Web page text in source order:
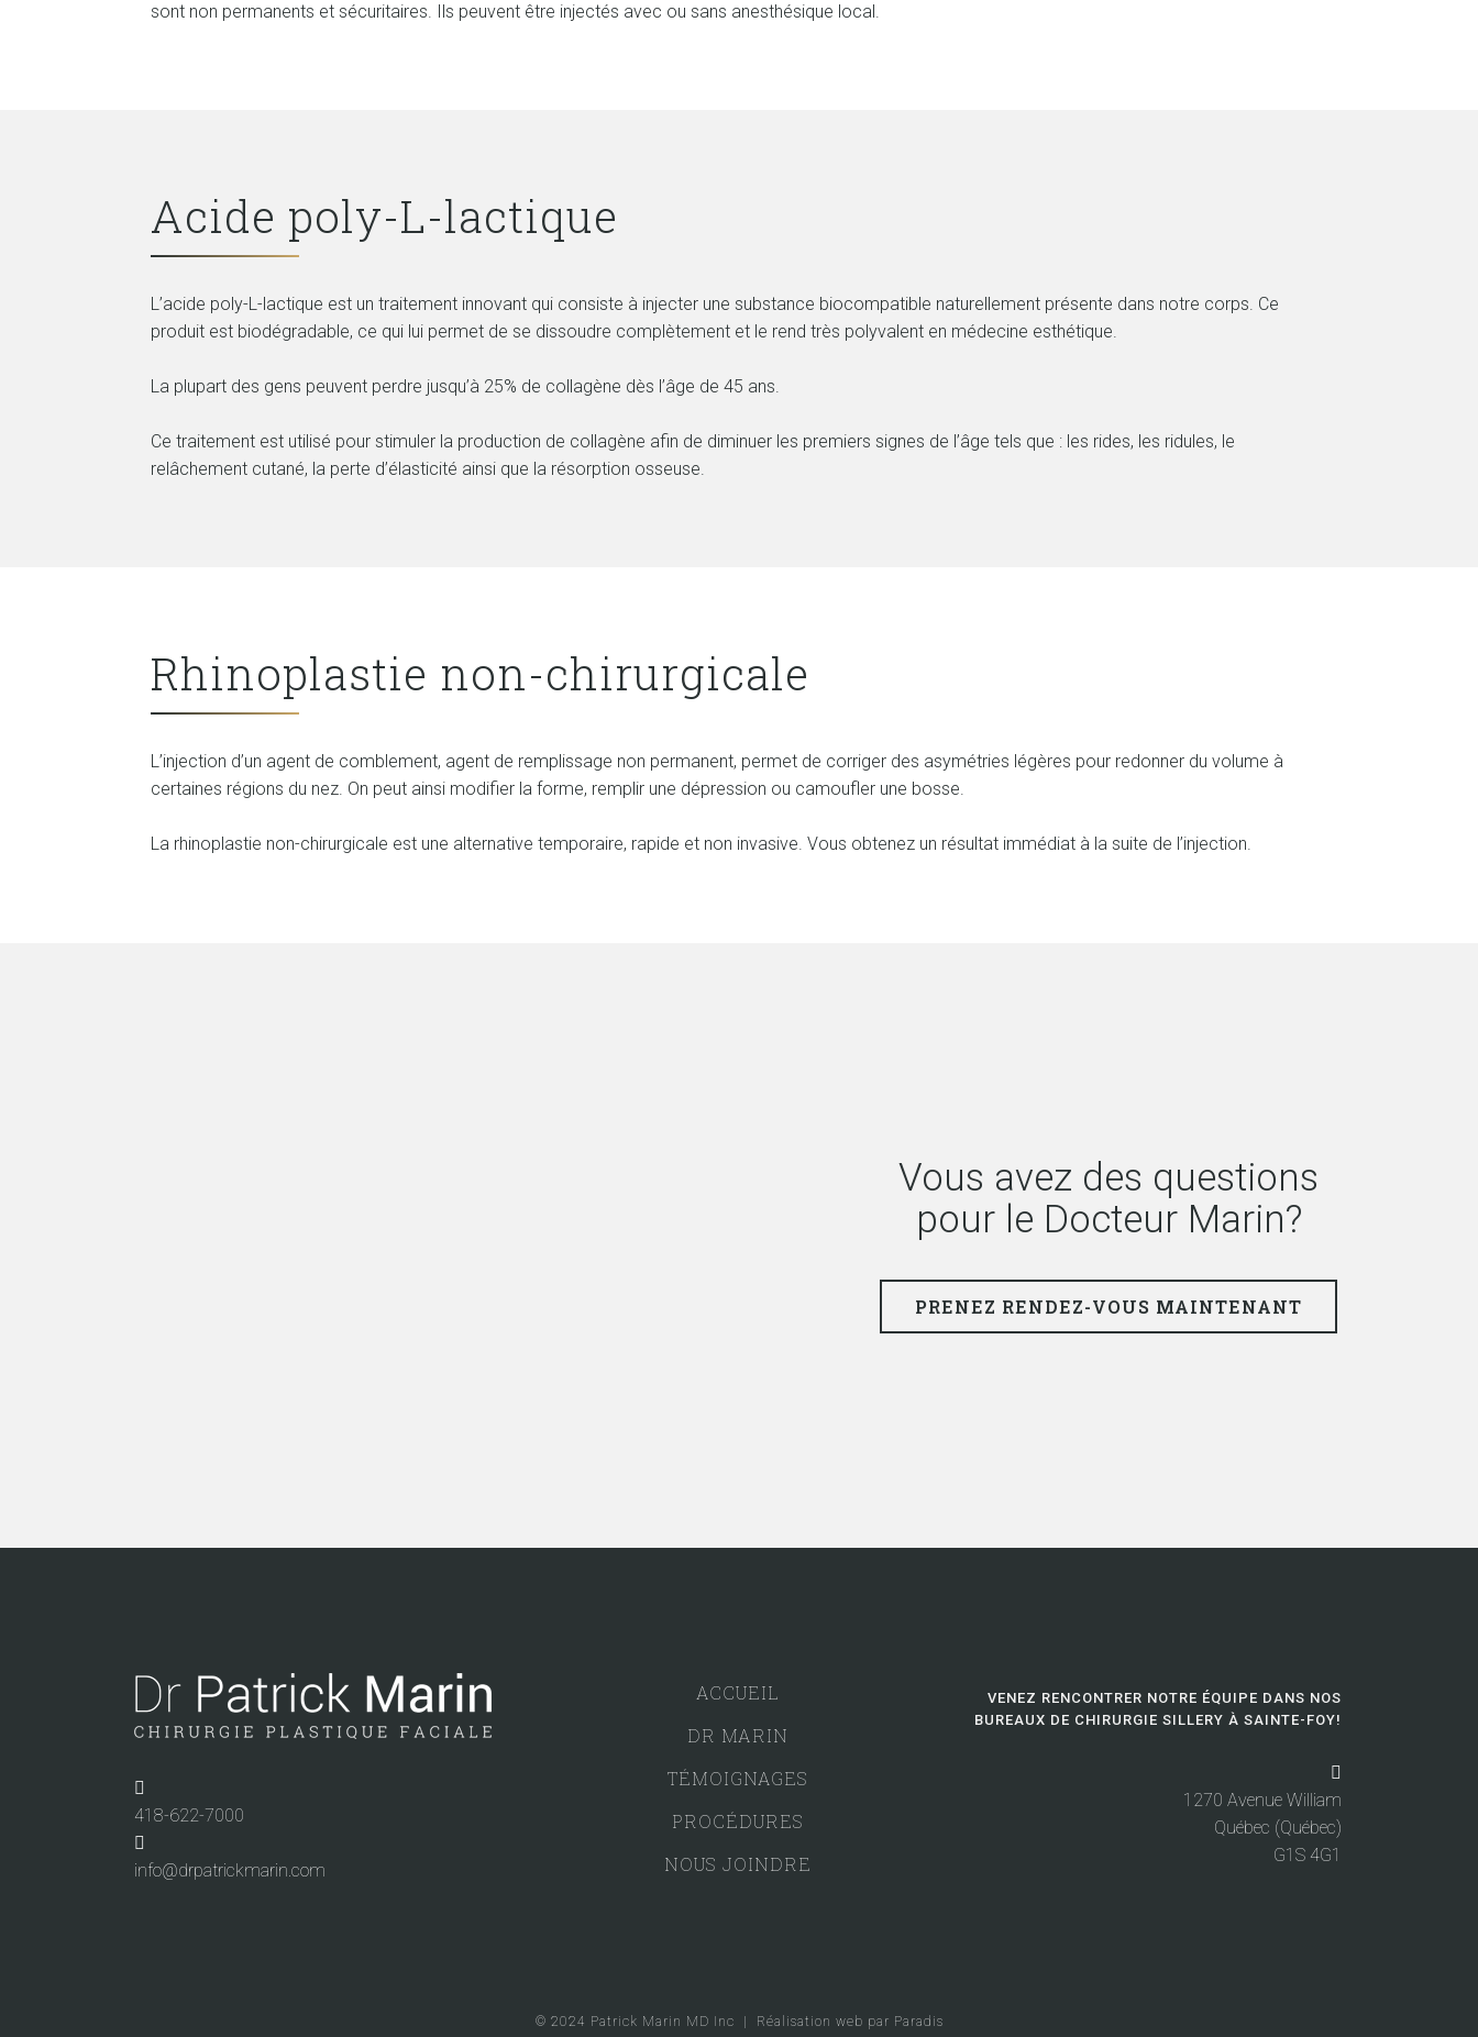
sont non permanents et sécuritaires. Ils peuvent être injectés avec ou sans anesthésique local.
Acide poly-L-lactique
L’acide poly-L-lactique est un traitement innovant qui consiste à injecter une substance biocompatible naturellement présente dans notre corps. Ce
produit est biodégradable, ce qui lui permet de se dissoudre complètement et le rend très polyvalent en médecine esthétique.
La plupart des gens peuvent perdre jusqu’à 25% de collagène dès l’âge de 45 ans.
Ce traitement est utilisé pour stimuler la production de collagène afin de diminuer les premiers signes de l’âge tels que : les rides, les ridules, le
relâchement cutané, la perte d’élasticité ainsi que la résorption osseuse.
Rhinoplastie non-chirurgicale
L’injection d’un agent de comblement, agent de remplissage non permanent, permet de corriger des asymétries légères pour redonner du volume à
certaines régions du nez. On peut ainsi modifier la forme, remplir une dépression ou camoufler une bosse.
La rhinoplastie non-chirurgicale est une alternative temporaire, rapide et non invasive. Vous obtenez un résultat immédiat à la suite de l’injection.
Vous avez des questions
pour le Docteur Marin?
PRENEZ RENDEZ-VOUS MAINTENANT
418-622-7000
info@drpatrickmarin.com
ACCUEIL
DR MARIN
TÉMOIGNAGES
PROCÉDURES
NOUS JOINDRE
VENEZ RENCONTRER NOTRE ÉQUIPE DANS NOS
BUREAUX DE CHIRURGIE SILLERY À SAINTE-FOY!
1270 Avenue William
Québec (Québec)
G1S 4G1
© 2024 Patrick Marin MD Inc | Réalisation web par Paradis